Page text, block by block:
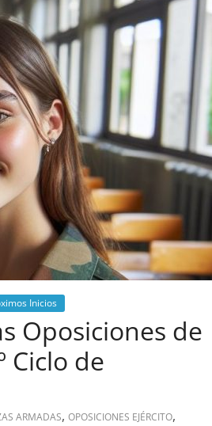
Inicios
Oposiciones de
Ciclo de
ARMADAS, OPOSICIONES EJÉRCITO,